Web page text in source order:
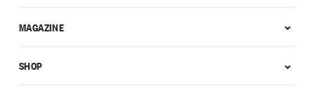
MAGAZINE
SHOP